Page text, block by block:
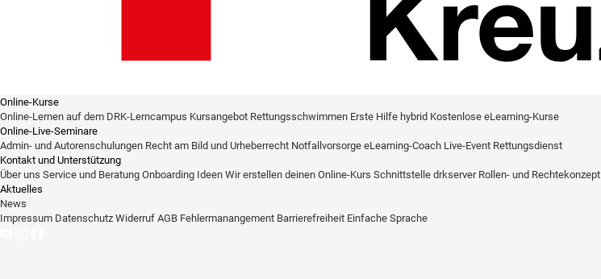
Online-Kurse
Online-Lernen auf dem DRK-Lerncampus Kursangebot Rettungsschwimmen Erste Hilfe hybrid Kostenlose eLearning-Kurse
Online-Live-Seminare
Admin- und Autorenschulungen Recht am Bild und Urheberrecht Notfallvorsorge eLearning-Coach Live-Event Rettungsdienst
Kontakt und Unterstützung
Über uns Service und Beratung Onboarding Ideen Wir erstellen deinen Online-Kurs Schnittstelle drkserver Rollen- und Rechtekonzept
Aktuelles
News
Impressum Datenschutz Widerruf AGB Fehlermanangement Barrierefreiheit Einfache Sprache